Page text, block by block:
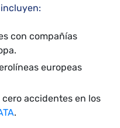
con compañías
europeas
accidentes en los
.